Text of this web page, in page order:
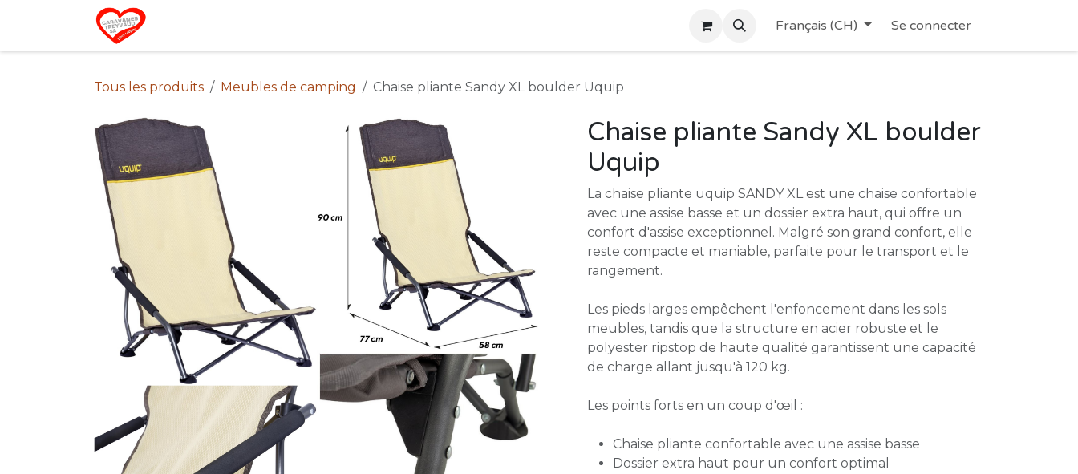
Se rendre au contenu
Français (CH) Se connecter
Tous les produits Meubles de camping Chaise pliante Sandy XL boulder Uquip
Chaise pliante Sandy XL boulder
Uquip
La chaise pliante uquip SANDY XL est une chaise confortable
avec une assise basse et un dossier extra haut, qui offre un
confort d'assise exceptionnel. Malgré son grand confort, elle
reste compacte et maniable, parfaite pour le transport et le
rangement.
Les pieds larges empêchent l'enfoncement dans les sols
meubles, tandis que la structure en acier robuste et le
polyester ripstop de haute qualité garantissent une capacité
de charge allant jusqu'à 120 kg.
Les points forts en un coup d'œil :
Chaise pliante confortable avec une assise basse
Dossier extra haut pour un confort optimal